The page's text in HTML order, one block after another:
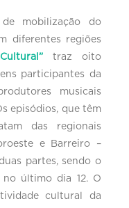
mobilização do
diferentes regiões
traz oito
participantes da
musicais
episódios, que têm
das regionais
e Barreiro –
partes, sendo o
no último dia 12. O
cultural da